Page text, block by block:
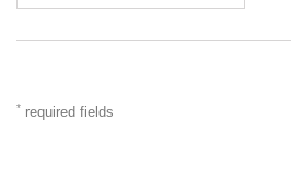
* required fields